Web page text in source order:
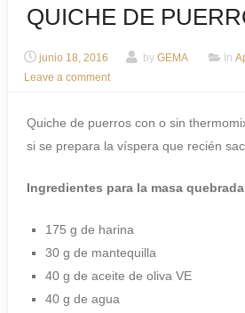
QUICHE DE
junio 18, 2016 by GEMA In
Leave a comment
Quiche de puerros con o sin
si se prepara la víspera que recién
Ingredientes para la masa
175 g de harina
30 g de mantequilla
40 g de aceite de oliva VE
40 g de agua